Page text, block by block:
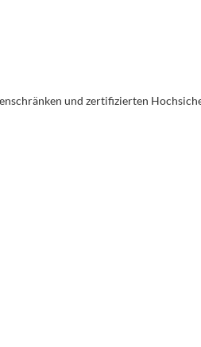
und zertifizierten